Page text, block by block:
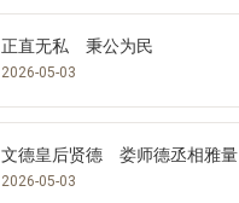
正直无私 秉公为民
2026-05-03
文德皇后贤德 娄师德丞相雅量
2026-05-03